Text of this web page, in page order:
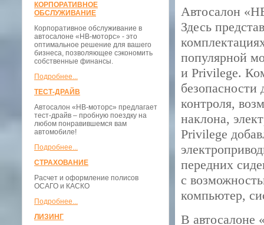
КОРПОРАТИВНОЕ
ОБСЛУЖИВАНИЕ
Корпоративное обслуживание в
автосалоне «НВ-моторс» - это
оптимальное решение для вашего
бизнеса, позволяющее сэкономить
собственные финансы.
Подробнее...
ТЕСТ-ДРАЙВ
Автосалон «НВ-моторс» предлагает
тест-драйв – пробную поездку на
любом понравившемся вам
автомобиле!
Подробнее...
СТРАХОВАНИЕ
Расчет и оформление полисов
ОСАГО и КАСКО
Подробнее...
ЛИЗИНГ
Автосалон
Здесь
популярной
и Privilege.
контроля,
наклона,
Privilege
передних
с
компьютер,
В автосалоне